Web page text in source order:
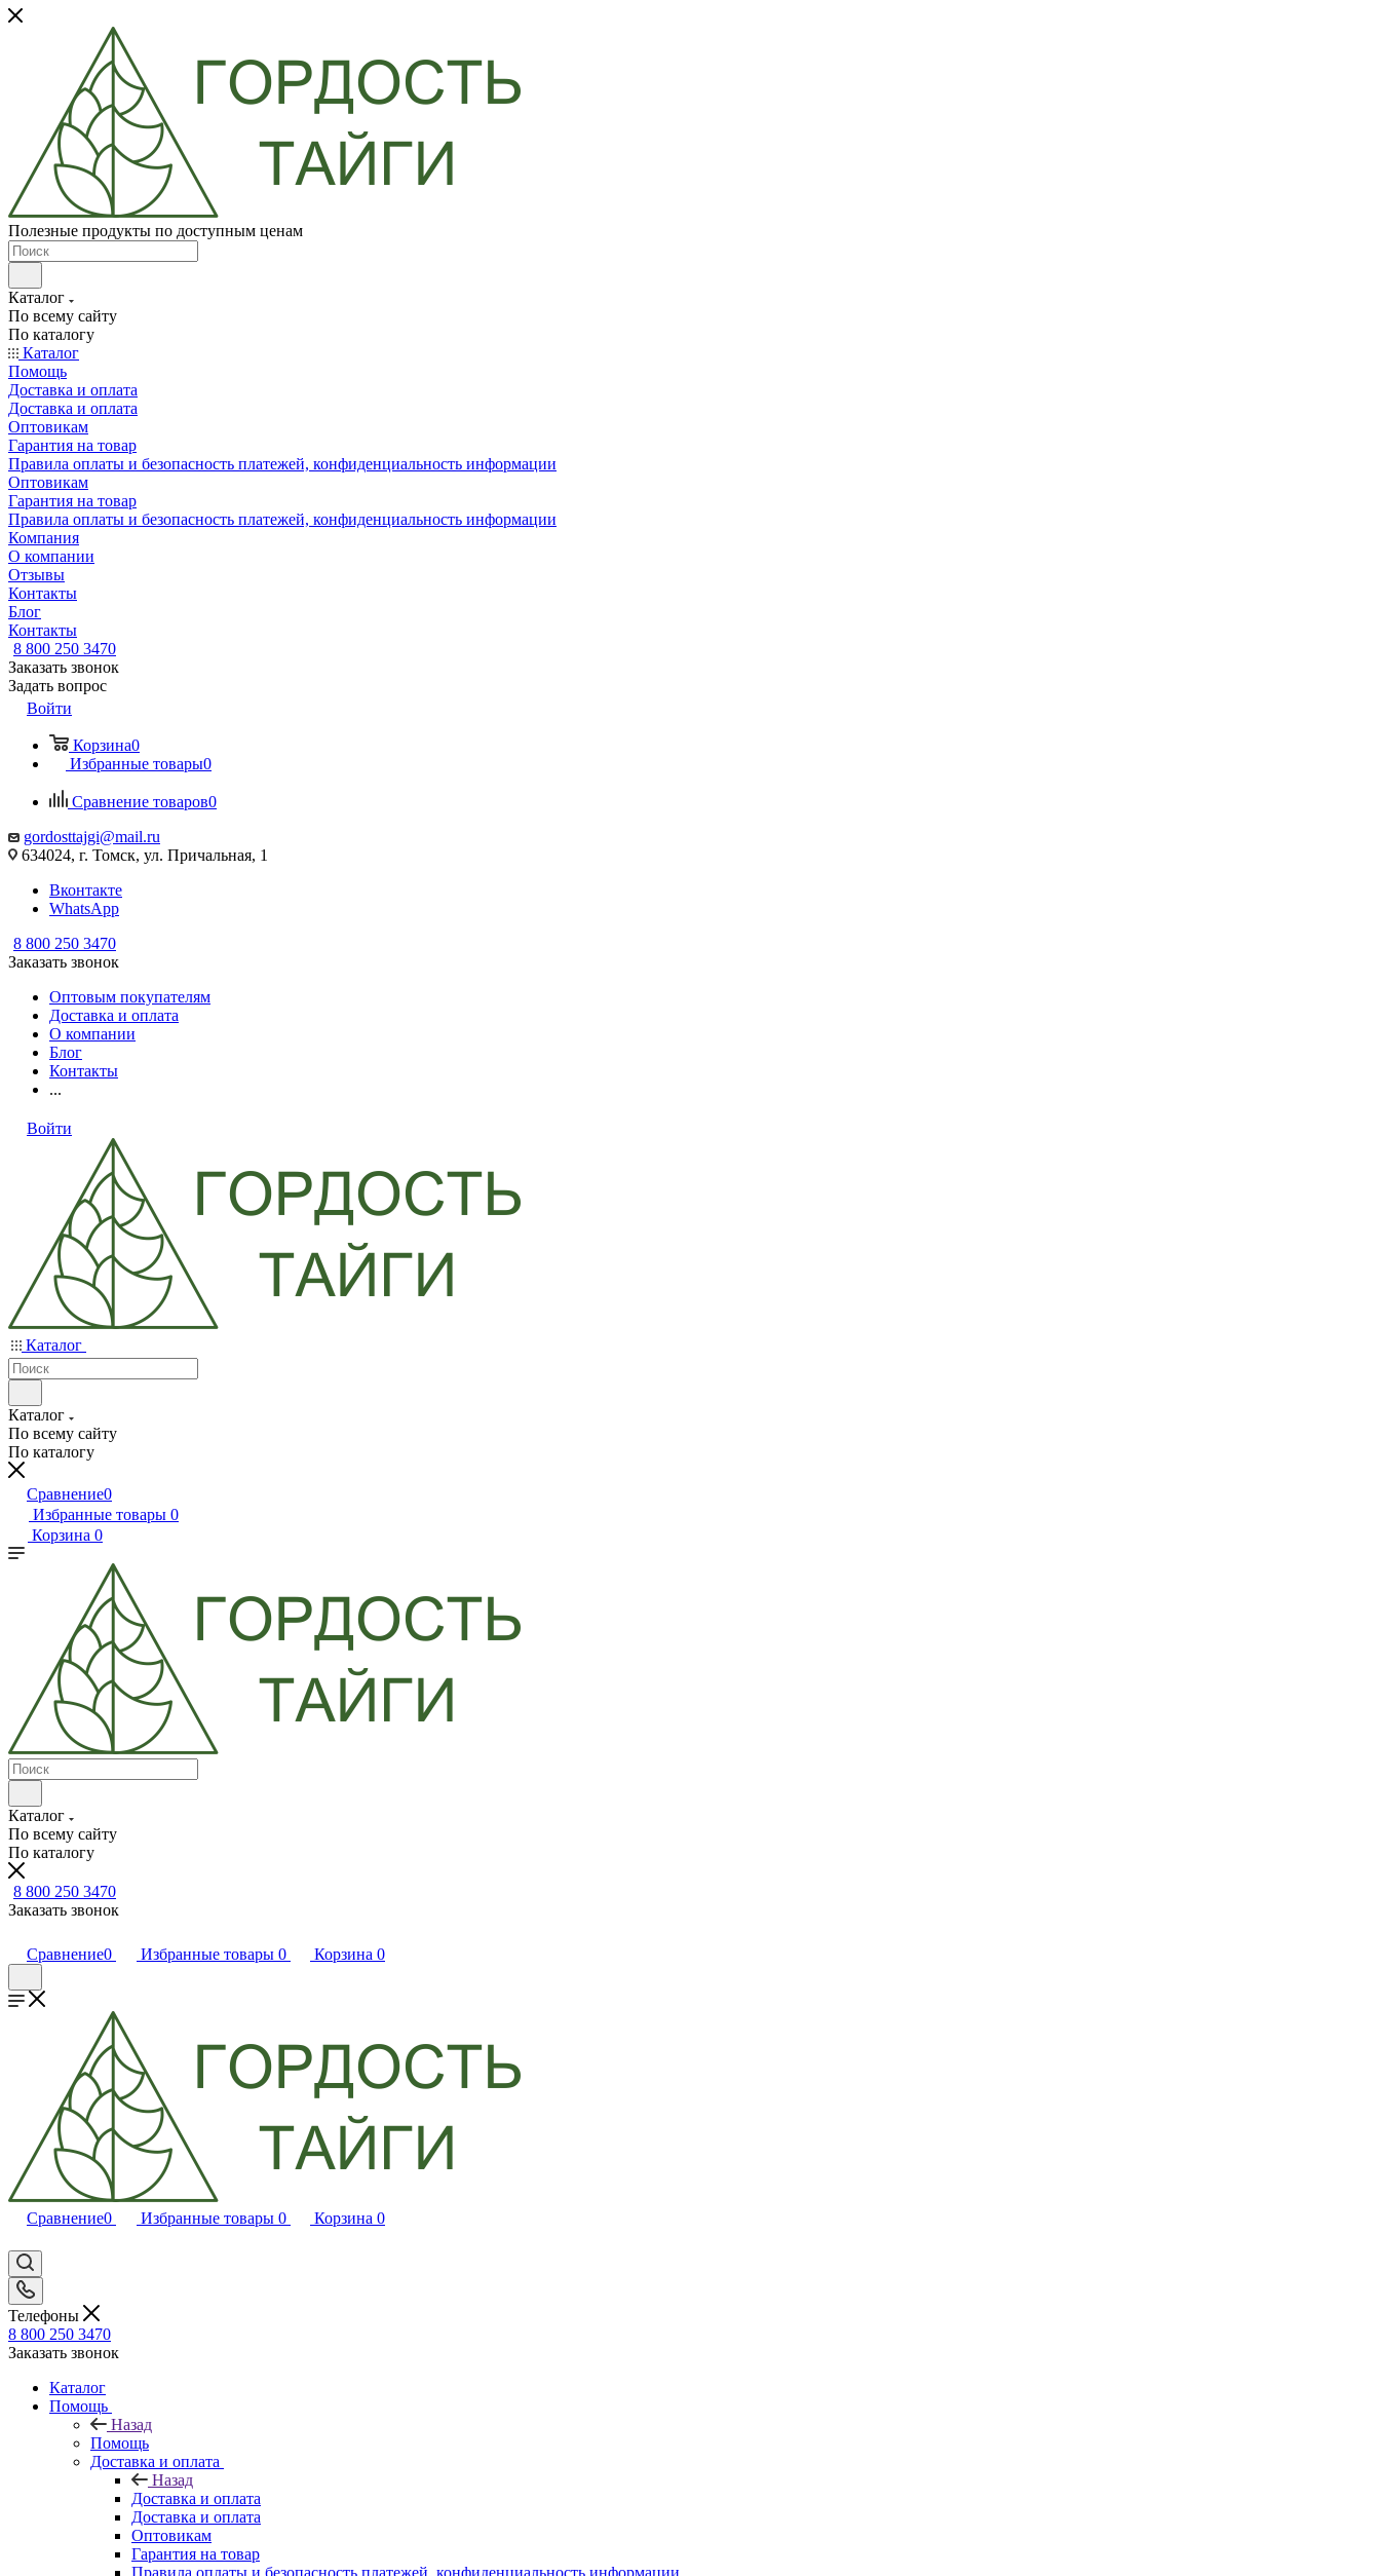
Полезные продукты по доступным ценам
Каталог
По всему сайту
По каталогу
Каталог
Помощь
Доставка и оплата
Доставка и оплата
Оптовикам
Гарантия на товар
Правила оплаты и безопасность платежей, конфиденциальность информации
Оптовикам
Гарантия на товар
Правила оплаты и безопасность платежей, конфиденциальность информации
Компания
О компании
Отзывы
Контакты
Блог
Контакты
8 800 250 3470
Заказать звонок
Задать вопрос
Войти
Корзина0
Избранные товары0
Сравнение товаров0
gordosttajgi@mail.ru
634024, г. Томск, ул. Причальная, 1
Вконтакте
WhatsApp
8 800 250 3470
Заказать звонок
Оптовым покупателям
Доставка и оплата
О компании
Блог
Контакты
...
Войти
Каталог
Каталог
По всему сайту
По каталогу
Сравнение0
Избранные товары 0
Корзина 0
Каталог
По всему сайту
По каталогу
8 800 250 3470
Заказать звонок
Сравнение0 Избранные товары 0 Корзина 0
Сравнение0 Избранные товары 0 Корзина 0
Телефоны
8 800 250 3470
Заказать звонок
Каталог
Помощь
Назад
Помощь
Доставка и оплата
Назад
Доставка и оплата
Доставка и оплата
Оптовикам
Гарантия на товар
Правила оплаты и безопасность платежей, конфиденциальность информации